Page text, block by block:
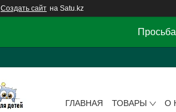
Создать сайт на Satu.kz
ГЛАВНАЯ ТОВАРЫ О